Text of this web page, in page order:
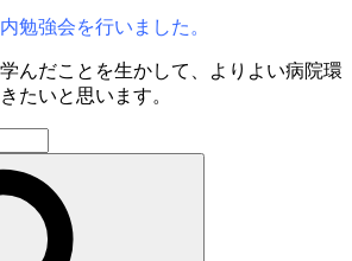
勉強会を行いました。
んだことを生かして、よりよい病院環
たいと思います。